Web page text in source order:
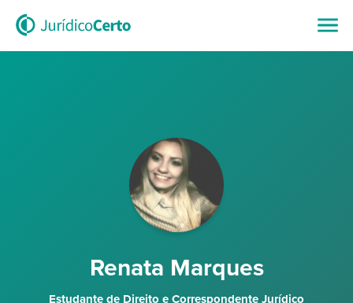
Renata Marques
Estudante de Direito e Correspondente Jurídico